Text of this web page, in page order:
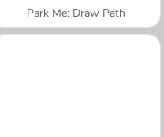
Park Me: Draw Path